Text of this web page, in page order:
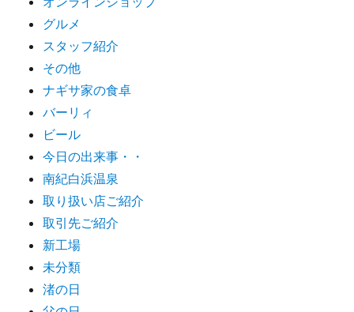
グルメ
スタッフ紹介
その他
ナギサ家の食卓
バーリィ
ビール
今日の出来事・・
南紀白浜温泉
取り扱い店ご紹介
取引先ご紹介
新工場
未分類
渚の日